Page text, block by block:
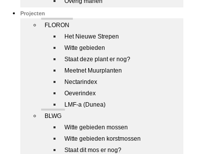
Projecten
FLORON
Het Nieuwe Strepen
Witte gebieden
Staat deze plant er nog?
Meetnet Muurplanten
Nectarindex
Oeverindex
LMF-a (Dunea)
BLWG
Witte gebieden mossen
Witte gebieden korstmossen
Staat dit mos er nog?